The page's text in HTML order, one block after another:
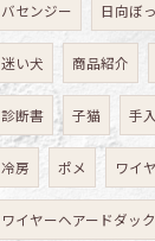
バセンジー 日向ぼ
迷い犬 商品紹介
診断書 子猫 手
冷房 ポメ ワイ
ワイヤーヘアードダッ